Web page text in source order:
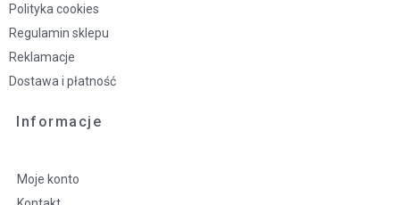
Polityka cookies
Regulamin sklepu
Reklamacje
Dostawa i płatność
Informacje
Moje konto